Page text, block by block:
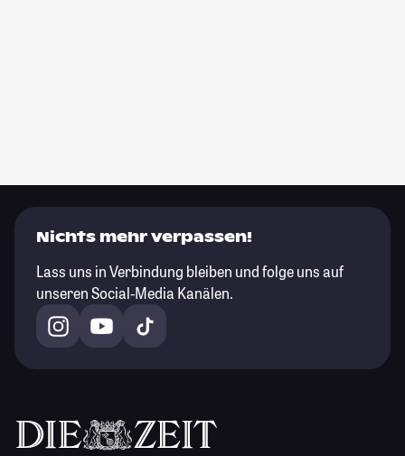
Nichts mehr verpassen!
Lass uns in Verbindung bleiben und folge uns auf
unseren Social-Media Kanälen.